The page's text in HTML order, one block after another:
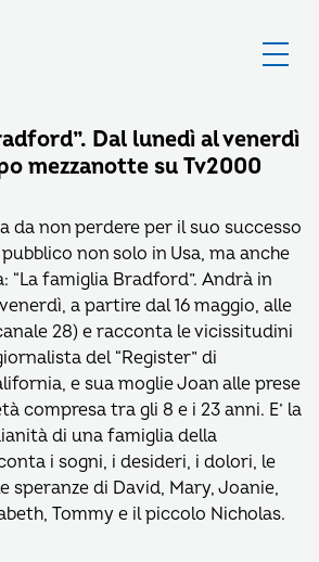
Dal lunedì al venerdì
mezzanotte su Tv2000
da non perdere per il suo successo
non solo in Usa, ma anche
“La famiglia Bradford”. Andrà in
a partire dal 16 maggio, alle
28) e racconta le vicissitudini
del “Register” di
e sua moglie Joan alle prese
compresa tra gli 8 e i 23 anni. E’ la
di una famiglia della
i sogni, i desideri, i dolori, le
speranze di David, Mary, Joanie,
Tommy e il piccolo Nicholas.